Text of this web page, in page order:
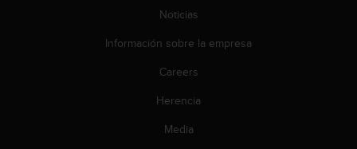
Noticias
Información sobre la empresa
Careers
Herencia
Media